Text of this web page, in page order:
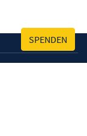
SPENDEN